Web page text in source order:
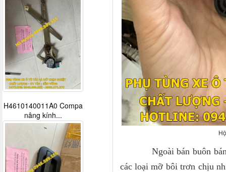
Ngoài bán buôn bán lẻ
các loại mỡ bôi trơn chịu
H4610140011A0 Compa
nâng kính...